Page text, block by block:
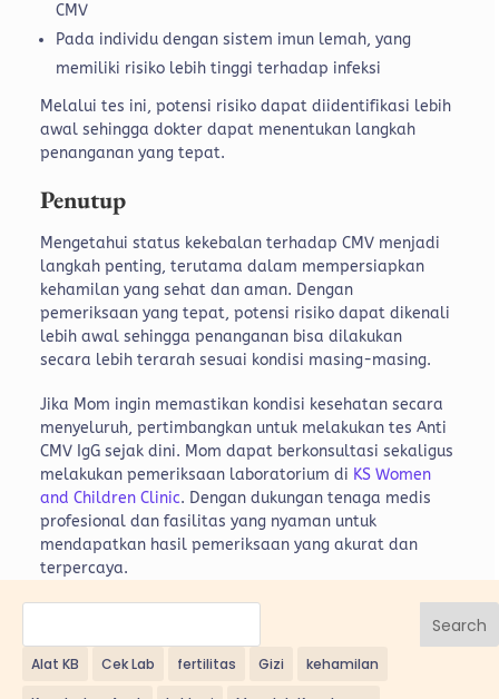
CMV
Pada individu dengan sistem imun lemah, yang
memiliki risiko lebih tinggi terhadap infeksi
Melalui tes ini, potensi risiko dapat diidentifikasi lebih
awal sehingga dokter dapat menentukan langkah
penanganan yang tepat.
Penutup
Mengetahui status kekebalan terhadap CMV menjadi
langkah penting, terutama dalam mempersiapkan
kehamilan yang sehat dan aman. Dengan
pemeriksaan yang tepat, potensi risiko dapat dikenali
lebih awal sehingga penanganan bisa dilakukan
secara lebih terarah sesuai kondisi masing-masing.
Jika Mom ingin memastikan kondisi kesehatan secara
menyeluruh, pertimbangkan untuk melakukan tes Anti
CMV IgG sejak dini. Mom dapat berkonsultasi sekaligus
melakukan pemeriksaan laboratorium di KS Women
and Children Clinic. Dengan dukungan tenaga medis
profesional dan fasilitas yang nyaman untuk
mendapatkan hasil pemeriksaan yang akurat dan
terpercaya.
Search
Alat KB Cek Lab fertilitas Gizi kehamilan